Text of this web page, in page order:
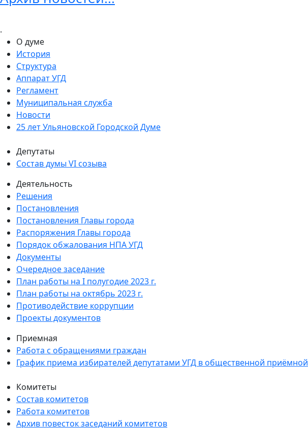
.
О думе
История
Структура
Аппарат УГД
Регламент
Муниципальная служба
Новости
25 лет Ульяновской Городской Думе
Депутаты
Состав думы VI созыва
Деятельность
Решения
Постановления
Постановления Главы города
Распоряжения Главы города
Порядок обжалования НПА УГД
Документы
Очередное заседание
План работы на I полугодие 2023 г.
План работы на октябрь 2023 г.
Противодействие коррупции
Проекты документов
Приемная
Работа с обращениями граждан
График приема избирателей депутатами УГД в общественной приёмной
Комитеты
Состав комитетов
Работа комитетов
Архив повесток заседаний комитетов